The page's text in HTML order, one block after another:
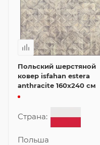
Польский шерстяной
ковер isfahan estera
anthracite 160x240 см
Страна:
Польша